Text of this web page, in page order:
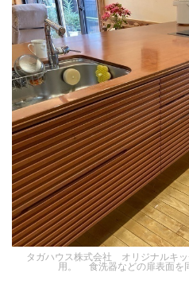
タガハウス株式会社 オリジナルキ
用。 食洗器などの扉表面を